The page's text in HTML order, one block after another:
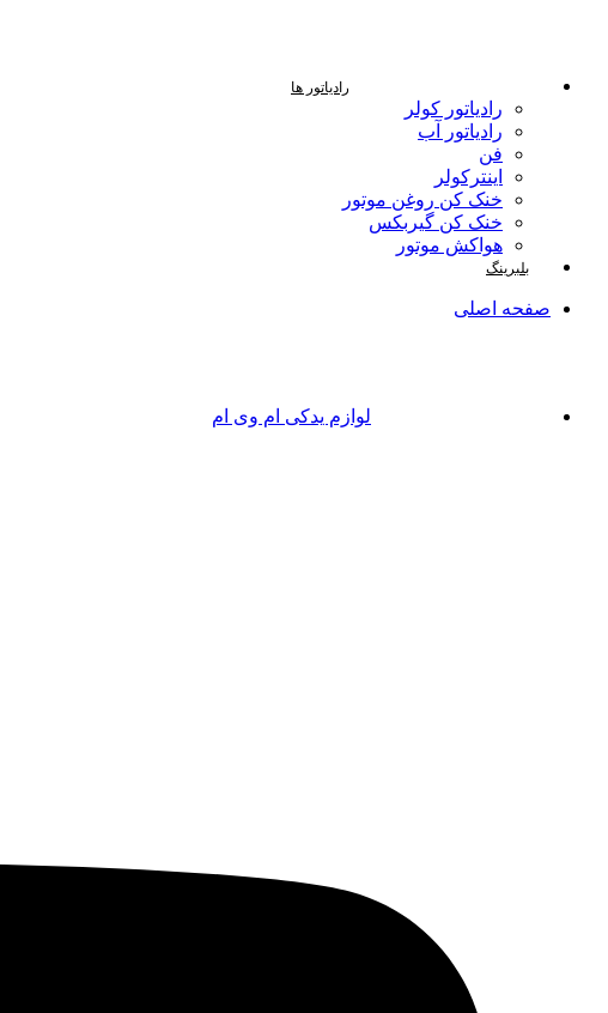
رادیاتور ها
رادیاتور کولر
رادیاتور آب
فن
اینترکولر
خنک کن روغن موتور
خنک کن گیربکس
هواکش موتور
بلبرینگ
صفحه اصلی
لوازم یدکی ام وی ام